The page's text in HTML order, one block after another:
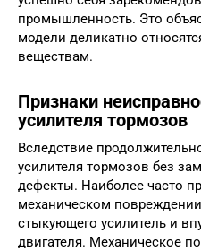
промышленность. Это
модели деликатно
веществам.
Признаки
усилителя тормозов
Вследствие
усилителя тормозов без
дефекты. Наиболее часто
механическом
стыкующего усилитель и
двигателя. Механическое